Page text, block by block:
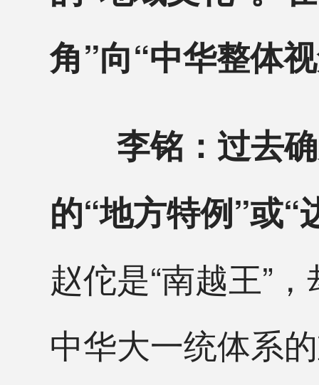
角”向“中华整体
李铭：过去确
的“地方特例”或
赵佗是“南越王”
中华大一统体系